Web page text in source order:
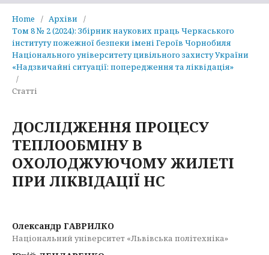
Home / Архіви
/
Том 8 № 2 (2024): Збірник наукових праць Черкаського
інституту пожежної безпеки імені Героїв Чорнобиля
Національного університету цивільного захисту України
«Надзвичайні ситуації: попередження та ліквідація»
/
Статті
ДОСЛІДЖЕННЯ ПРОЦЕСУ
ТЕПЛООБМІНУ В
ОХОЛОДЖУЮЧОМУ ЖИЛЕТІ
ПРИ ЛІКВІДАЦІЇ НС
Олександр ГАВРИЛКО
Національний університет «Львівська політехніка»